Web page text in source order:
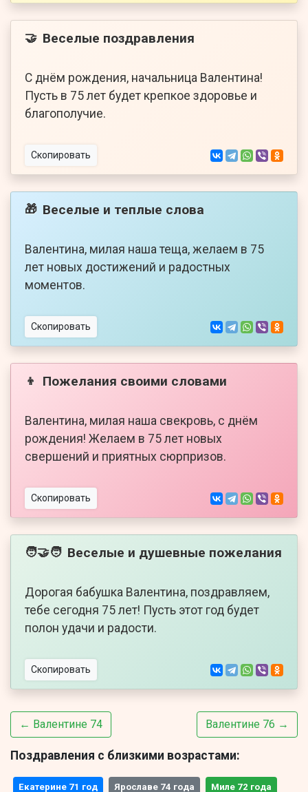
🤝 Веселые поздравления
С днём рождения, начальница Валентина!
Пусть в 75 лет будет крепкое здоровье и
благополучие.
Скопировать
🎁 Веселые и теплые слова
Валентина, милая наша теща, желаем в 75
лет новых достижений и радостных
моментов.
Скопировать
👦 Пожелания своими словами
Валентина, милая наша свекровь, с днём
рождения! Желаем в 75 лет новых
свершений и приятных сюрпризов.
Скопировать
🧑‍🤝‍🧑 Веселые и душевные пожелания
Дорогая бабушка Валентина, поздравляем,
тебе сегодня 75 лет! Пусть этот год будет
полон удачи и радости.
Скопировать
← Валентине 74 Валентине 76 →
Поздравления с близкими возрастами:
Екатерине 71 год Ярославе 74 года Миле 72 года